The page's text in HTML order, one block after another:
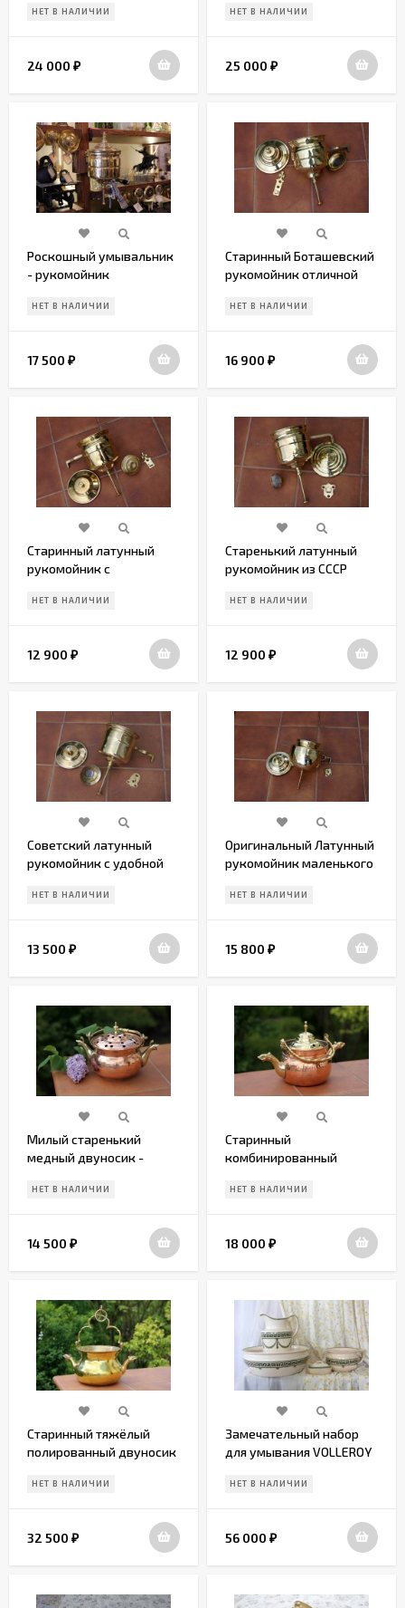
НЕТ В НАЛИЧИИ
24 000 ₽
НЕТ В НАЛИЧИИ
25 000 ₽
Роскошный умывальник
- рукомойник
НЕТ В НАЛИЧИИ
17 500 ₽
Старинный Боташевский
рукомойник отличной
сохранности
НЕТ В НАЛИЧИИ
16 900 ₽
Старинный латунный
рукомойник с
НЕТ В НАЛИЧИИ
12 900 ₽
Старенький латунный
рукомойник из СССР
НЕТ В НАЛИЧИИ
12 900 ₽
Советский латунный
рукомойник с удобной
НЕТ В НАЛИЧИИ
13 500 ₽
Оригинальный Латунный
рукомойник маленького
НЕТ В НАЛИЧИИ
15 800 ₽
Милый старенький
медный двуносик -
НЕТ В НАЛИЧИИ
14 500 ₽
Старинный
комбинированный
НЕТ В НАЛИЧИИ
18 000 ₽
Старинный тяжёлый
полированный двуносик
НЕТ В НАЛИЧИИ
32 500 ₽
Замечательный набор
для умывания VOLLEROY
НЕТ В НАЛИЧИИ
56 000 ₽